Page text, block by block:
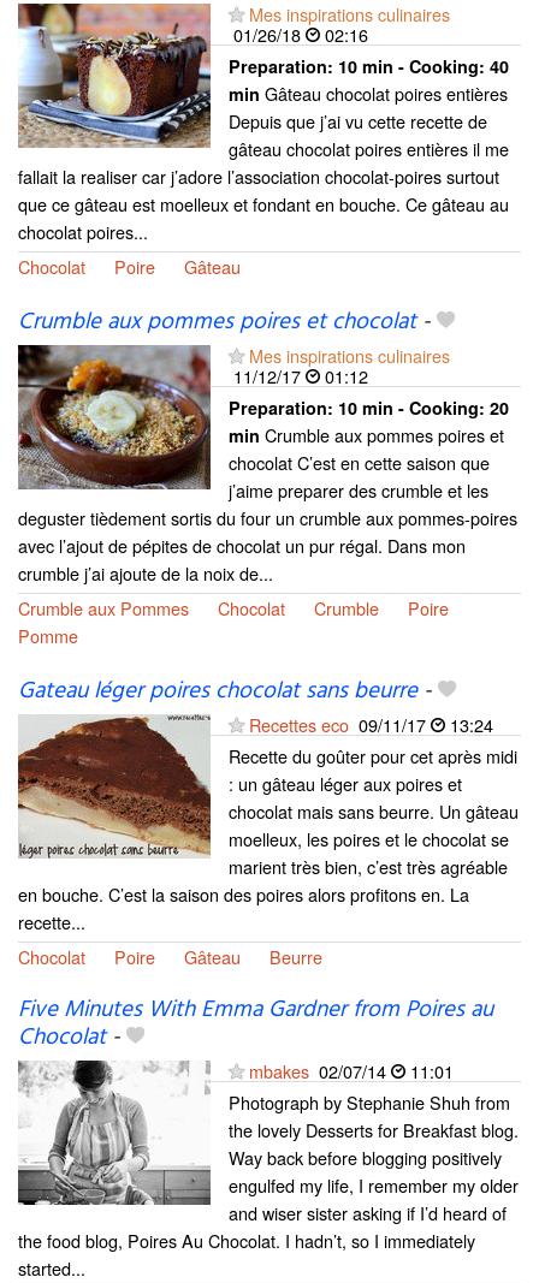
Mes inspirations culinaires
01/26/18
02:16
Preparation: 10 min - Cooking: 40
min Gâteau chocolat poires entières
Depuis que j’ai vu cette recette de
gâteau chocolat poires entières il me
fallait la realiser car j’adore l’association chocolat-poires surtout
que ce gâteau est moelleux et fondant en bouche. Ce gâteau au
chocolat poires...
Chocolat
Poire Gâteau
Crumble aux pommes poires et chocolat-
Mes inspirations culinaires
11/12/17
01:12
Preparation: 10 min - Cooking: 20
min Crumble aux pommes poires et
chocolat C’est en cette saison que
j’aime preparer des crumble et les
deguster tièdement sortis du four un crumble aux pommes-poires
avec l’ajout de pépites de chocolat un pur régal. Dans mon
crumble j’ai ajoute de la noix de...
Crumble aux Pommes
Chocolat Crumble
Poire
Pomme
Gateau léger poires chocolat sans beurre-
Recettes eco 09/11/17
13:24
Recette du goûter pour cet après midi
: un gâteau léger aux poires et
chocolat mais sans beurre. Un gâteau
moelleux, les poires et le chocolat se
marient très bien, c’est très agréable
en bouche. C’est la saison des poires alors profitons en. La
recette...
Chocolat
Poire Gâteau Beurre
Five Minutes With Emma Gardner from Poires au
Chocolat-
mbakes 02/07/14
11:01
Photograph by Stephanie Shuh from
the lovely Desserts for Breakfast blog.
Way back before blogging positively
engulfed my life, I remember my older
and wiser sister asking if I’d heard of
the food blog, Poires Au Chocolat. I hadn’t, so I immediately
started...